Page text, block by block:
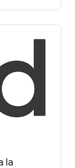
la